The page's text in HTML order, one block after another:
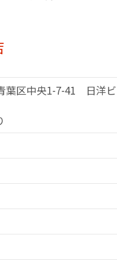
葉区中央1-7-41 日洋